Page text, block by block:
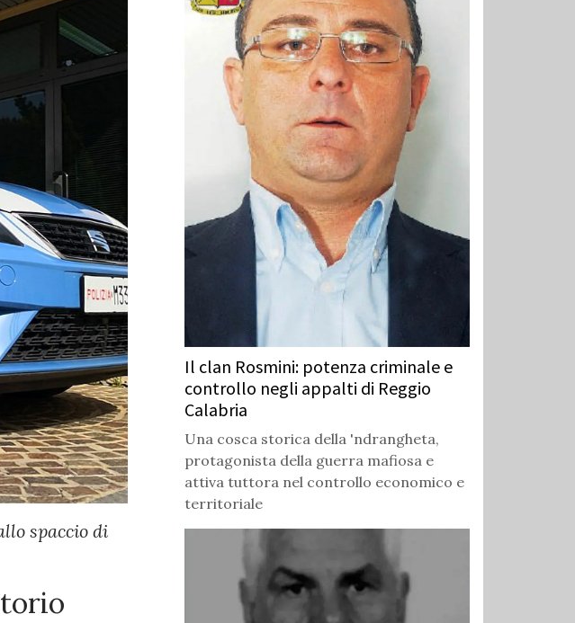
spaccio di
Il clan Rosmini: potenza criminale e
controllo negli appalti di Reggio
Calabria
Una cosca storica della 'ndrangheta,
protagonista della guerra mafiosa e
attiva tuttora nel controllo economico e
territoriale